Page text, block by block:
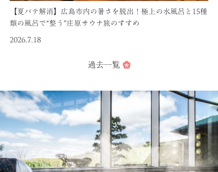
【夏バテ解消】広島市内の暑さを脱出！極上の水風呂と15種
類の風呂で“整う”庄原サウナ旅のすすめ
2026.7.18
過去一覧